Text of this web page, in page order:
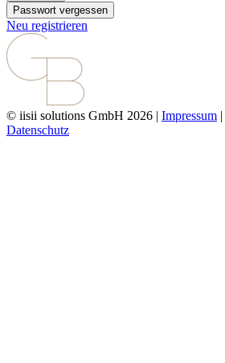
Passwort vergessen
Neu registrieren
© iisii solutions GmbH 2026 | Impressum |
Datenschutz